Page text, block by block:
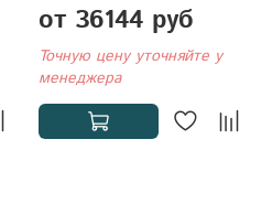
от 36144 руб
Точную цену уточняйте у
менеджера